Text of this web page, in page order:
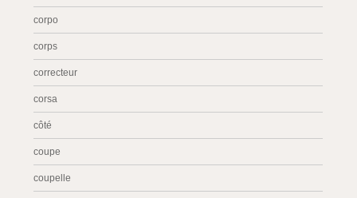
corpo
corps
correcteur
corsa
côté
coupe
coupelle